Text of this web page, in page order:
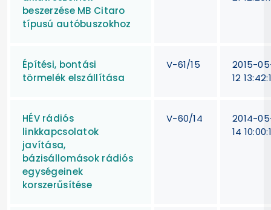
beszerzése MB Citaro
típusú autóbuszokhoz
Építési, bontási
törmelék elszállítása
V-61/15
2015-
12
HÉV rádiós
linkkapcsolatok
javítása,
bázisállomások rádiós
egységeinek
korszerűsítése
V-60/14
2014-
14